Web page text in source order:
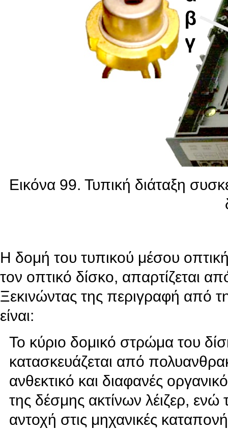
Εικόνα 99. Τυπική διάταξη
Η δομή του τυπικού μέσου
τον οπτικό δίσκο, απαρτίζεται
Ξεκινώντας της περιγραφή από
είναι:
Το κύριο δομικό στρώμα του
κατασκευάζεται από
ανθεκτικό και διαφανές
της δέσμης ακτίνων λέιζερ,
αντοχή στις μηχανικές